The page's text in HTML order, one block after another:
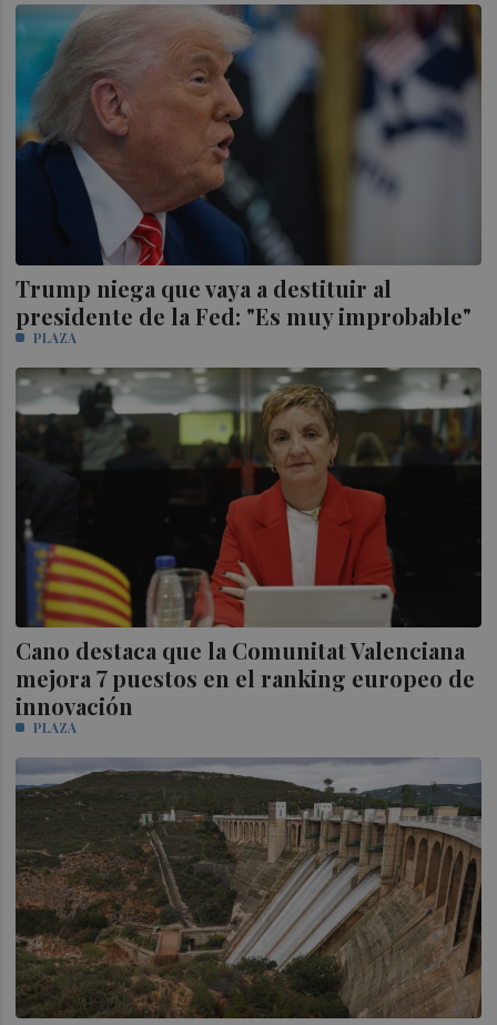
Trump niega que vaya a destituir al
presidente de la Fed: "Es muy improbable"
PLAZA
Cano destaca que la Comunitat Valenciana
mejora 7 puestos en el ranking europeo de
innovación
PLAZA